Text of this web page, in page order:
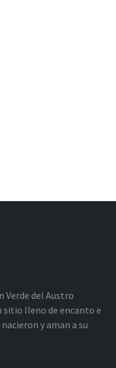
Verde del Austro
sitio lleno de encanto e
y aman a su